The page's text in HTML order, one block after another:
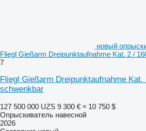
новый
Fliegl Gießarm Dreipunktaufnahme Kat. 2 /
7
Fliegl Gießarm Dreipunktaufnahme Kat.
schwenkbar
127 500 000 UZS 9 300 € ≈ 10 750 $
Опрыскиватель навесной
2026